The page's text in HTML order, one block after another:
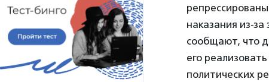
наказания из-
сообщают, что
его
политических